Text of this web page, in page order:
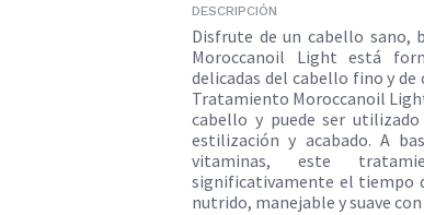
DESCRIPCIÓN
Disfrute de un cabello sano,
Moroccanoil Light está
delicadas del cabello fino y
Tratamiento Moroccanoil
cabello y puede ser
estilización y acabado. A
vitaminas, este
significativamente el tiempo
nutrido, manejable y suave